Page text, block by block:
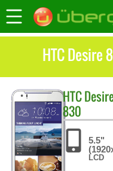
HTC Desire
HTC
830
5.5"
LCD